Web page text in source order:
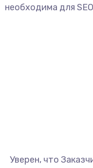
необходима для
Уверен, что